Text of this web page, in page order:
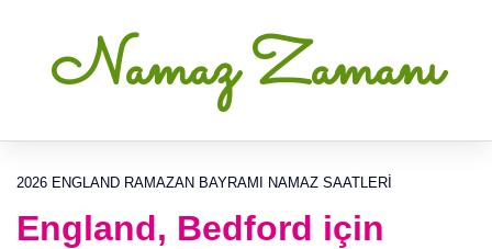
Namaz Zamanı
2026 ENGLAND RAMAZAN BAYRAMI NAMAZ SAATLERI
England, Bedford için